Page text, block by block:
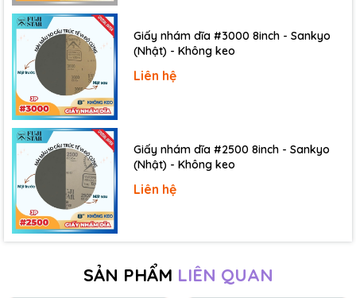
Giấy nhám dĩa #3000 8inch - Sankyo
(Nhật) - Không keo
Liên hệ
Giấy nhám dĩa #2500 8inch - Sankyo
(Nhật) - Không keo
Liên hệ
SẢN PHẨM LIÊN QUAN